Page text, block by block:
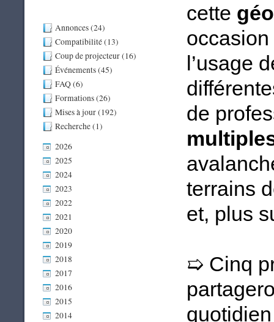
Annonces (24)
Compatibilité (13)
Coup de projecteur (16)
Événements (45)
FAQ (6)
Formations (26)
Mises à jour (192)
Recherche (1)
2026
2025
2024
2023
2022
2021
2020
2019
2018
2017
2016
2015
2014
cette
l’usage
de
terrains
et, plus
➯ Cinq